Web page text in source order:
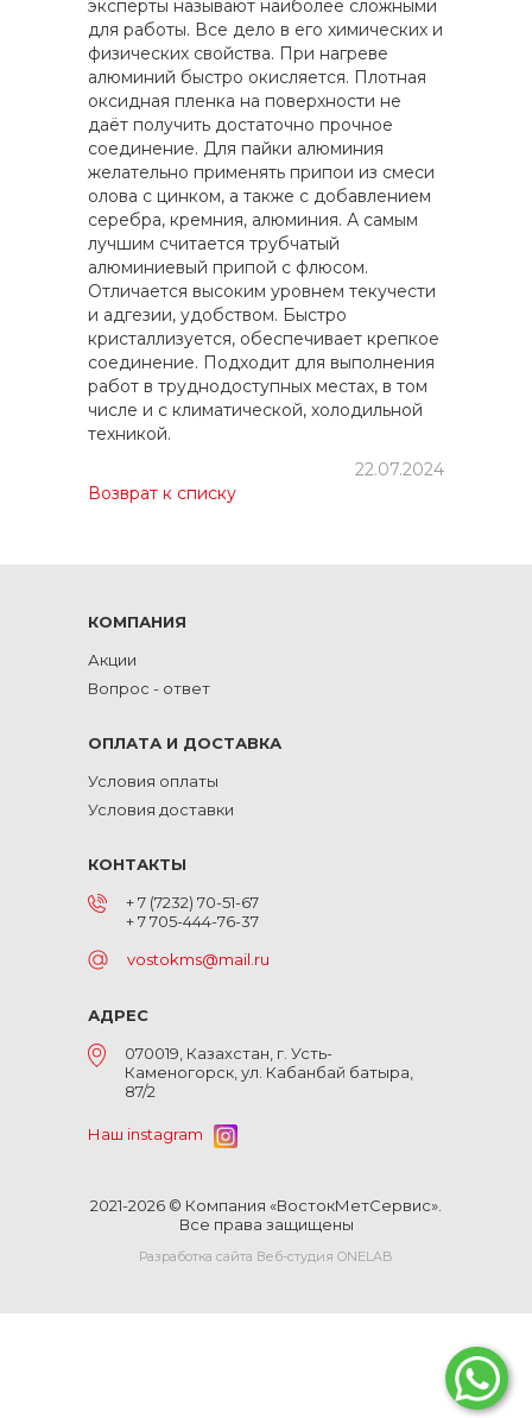
эксперты называют наиболее сложными
для работы. Все дело в его химических и
физических свойства. При нагреве
алюминий быстро окисляется. Плотная
оксидная пленка на поверхности не
даёт получить достаточно прочное
соединение. Для пайки алюминия
желательно применять припои из смеси
олова с цинком, а также с добавлением
серебра, кремния, алюминия. А самым
лучшим считается трубчатый
алюминиевый припой с флюсом.
Отличается высоким уровнем текучести
и адгезии, удобством. Быстро
кристаллизуется, обеспечивает крепкое
соединение. Подходит для выполнения
работ в труднодоступных местах, в том
числе и с климатической, холодильной
техникой.
22.07.2024
Возврат к списку
КОМПАНИЯ
Акции
Вопрос - ответ
ОПЛАТА И ДОСТАВКА
Условия оплаты
Условия доставки
КОНТАКТЫ
+ 7 (7232) 70-51-67
+ 7 705-444-76-37
vostokms@mail.ru
АДРЕС
070019, Казахстан, г. Усть-
Каменогорск, ул. Кабанбай батыра,
87/2
Наш instagram
2021-2026 © Компания «ВостокМетСервис».
Все права защищены
Разработка сайта Веб-студия ONELAB